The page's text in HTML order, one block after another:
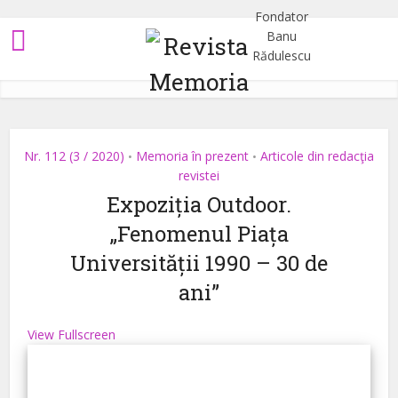
Nr. 112 (3 / 2020) • Memoria în prezent • Articole din redacţia
revistei
Expoziția Outdoor.
„Fenomenul Piața
Universității 1990 – 30 de
ani”
View Fullscreen
Skip